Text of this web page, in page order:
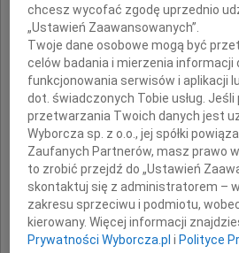
Anna i
Z ogromnym żalem żegnamy Kochanego
chcesz wycofać zgodę uprzednio
„Ustawień Zaawansowanych”.
Twoje dane osobowe mogą być
celów badania i mierzenia informacji
funkcjonowania serwisów i aplikacji
dot. świadczonych Tobie usług.
przetwarzania Twoich danych jest
Wyborcza sp. z o.o., jej spółki
Zaufanych Partnerów, masz prawo
to zrobić przejdź do „Ustawień
skontaktuj się z administratorem –
zakresu sprzeciwu i podmiotu,
kierowany. Więcej informacji
Prywatności Wyborcza.pl iPolityce